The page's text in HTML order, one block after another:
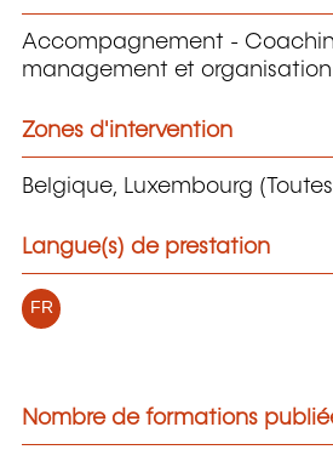
Accompagnement -
management et organisation
Zones d'intervention
Belgique, Luxembourg
Langue(s) de prestation
FR
Nombre de formations